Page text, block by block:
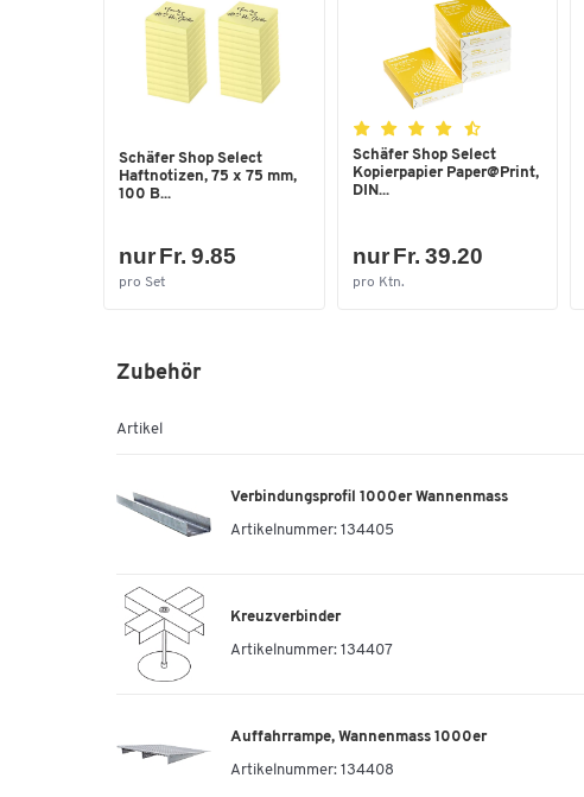
Schäfer Shop Select
Haftnotizen, 75 x 75 mm,
100 B...
nur Fr. 9.85
pro Set
Schäfer Shop Select
Kopierpapier Paper@Print,
DIN...
nur Fr. 39.20
pro Ktn.
Zubehör
Artikel
Verbindungsprofil 1000er Wannenmass
Artikelnummer: 134405
Kreuzverbinder
Artikelnummer: 134407
Auffahrrampe, Wannenmass 1000er
Artikelnummer: 134408